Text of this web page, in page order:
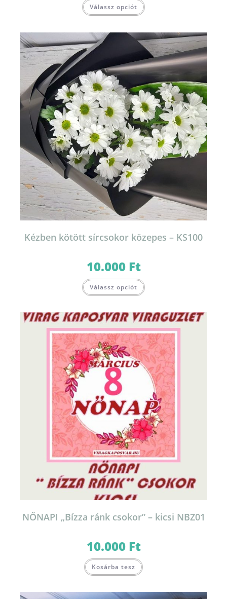
Válassz opciót
Kézben kötött sírcsokor közepes – KS100
10.000 Ft
Válassz opciót
NŐNAPI „Bízza ránk csokor” – kicsi NBZ01
10.000 Ft
Kosárba tesz